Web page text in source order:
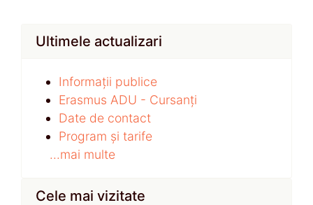
Ultimele actualizari
Informații publice
Erasmus ADU - Cursanți
Date de contact
Program și tarife
...mai multe
Cele mai vizitate